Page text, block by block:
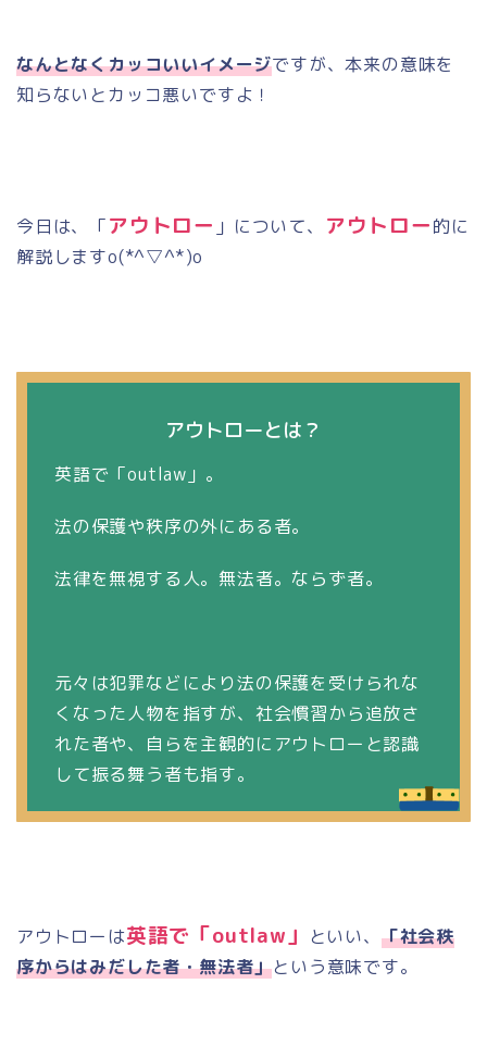
なんとなくカッコいいイメージですが、本来の意味を
知らないとカッコ悪いですよ！
今日は、「アウトロー 」について、 アウトロー的に
解説しますo(*^▽^*)o
アウトローとは？
英語で「outlaw 」。
法の保護や秩序の外にある者。
法律を無視する人。無法者。ならず者。
元々は犯罪などにより法の保護を受けられな
くなった人物を指すが、社会慣習から追放さ
れた者や、自らを主観的にアウトローと認識
して振る舞う者も指す。
アウトローは英語で「outlaw」 といい、 「社会秩
序からはみだした者・無法者」という意味です。